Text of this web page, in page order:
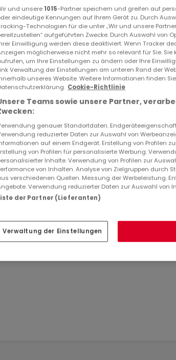
15.000 €
für Bienenstöcke
und unsere 1015-Partner speichern und greifen auf
eindeutige Kennungen auf Ihrem Gerät zu. Durch
Technologien für die unter „Wir und unsere
aufgeführten Zwecke. Durch Auswahl von
Einwilligung werden diese deaktiviert. Wenn Tracker
möglicherweise nicht mehr so relevant für Sie.
um Ihre Einstellungen zu ändern oder Ihre
Verwaltung der Einstellungen am unteren Rand der
unseres Website. Weitere Informationen finden
Cookie-Richtlinie
Teams sowie unsere Partner,
genauer Standortdaten.
reduzierter Daten zur Auswahl von
auf einem Endgerät. Erstellung von Profilen
von Profilen für personalisierte Werbung.
Inhalte. Verwendung von Profilen zur
von Inhalten. Analyse von Zielgruppen durch
verschiedenen Quellen. Messung der Werbeleistung.
Verwendung reduzierter Daten zur Auswahl von
der Partner (Lieferanten)
Verwaltung der Einstellungen